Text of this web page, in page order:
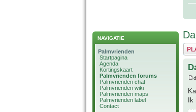
NAVIGATIE
Palmvrienden
Startpagina
Agenda
Kortingskaart
Palmvrienden forums
Palmvrienden chat
Palmvrienden wiki
Palmvrienden maps
Palmvrienden label
Contact